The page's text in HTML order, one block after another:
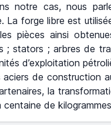
notre cas, nous
La forge libre est
pièces ainsi
; stators ; arbres de
d’exploitation
de construction
la
centaine de